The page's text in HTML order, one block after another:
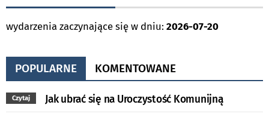
wydarzenia zaczynające się w dniu: 2026-07-20
POPULARNE KOMENTOWANE
Czytaj Jak ubrać się na Uroczystość Komunijną